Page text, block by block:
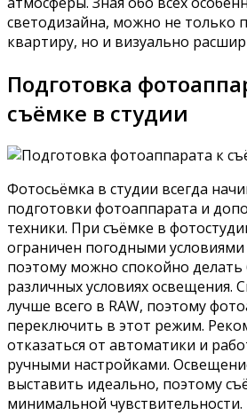
светодизайна, можно не только
квартиру, но и визуально
Подготовка
съёмке в студии
Фотосьёмка в студии всегда
подготовки фотоаппарата и
техники. При съёмке в
ограничен погодными
поэтому можно спокойно
различных условиях освещения.
лучше всего в RAW, поэтому
переключить в этот режим.
отказаться от автоматики и
ручными настройками.
выставить идеально, поэтому
минимальной чувствительности.